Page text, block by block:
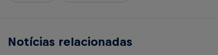
Notícias relacionadas